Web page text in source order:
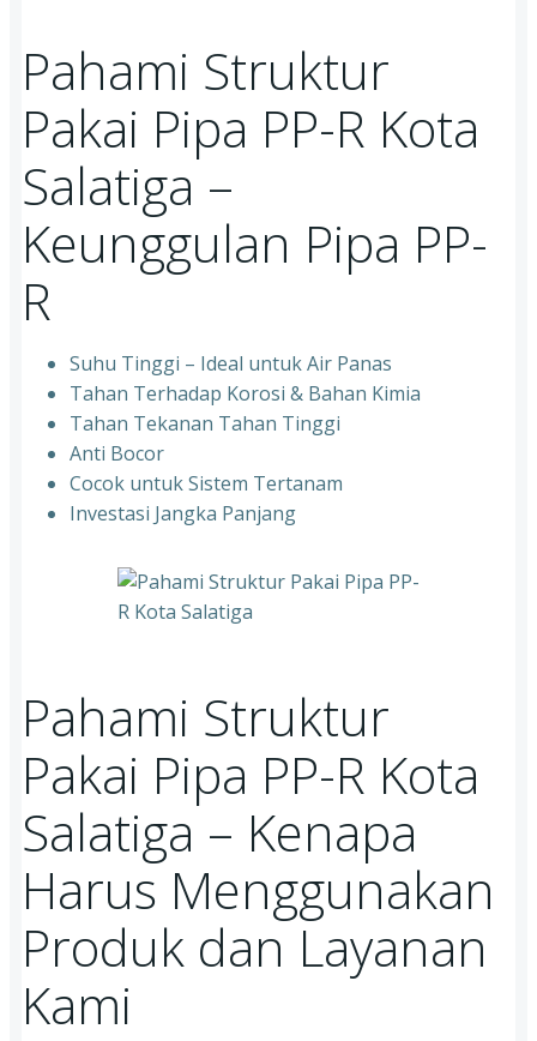
Pahami Struktur
Pakai Pipa PP-R Kota
Salatiga –
Keunggulan Pipa PP-
R
Suhu Tinggi – Ideal untuk Air Panas
Tahan Terhadap Korosi & Bahan Kimia
Tahan Tekanan Tahan Tinggi
Anti Bocor
Cocok untuk Sistem Tertanam
Investasi Jangka Panjang
Pahami Struktur
Pakai Pipa PP-R Kota
Salatiga – Kenapa
Harus Menggunakan
Produk dan Layanan
Kami